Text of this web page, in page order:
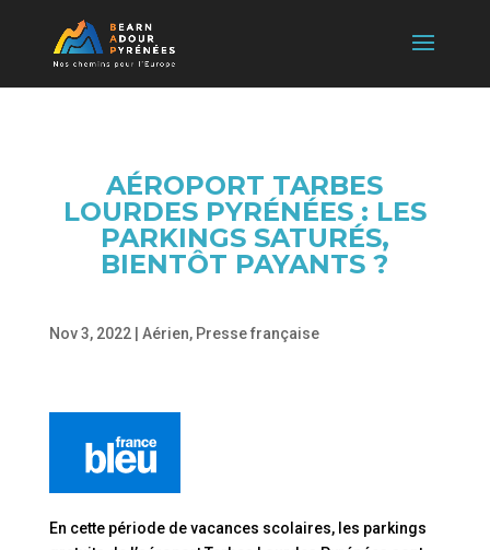
AÉROPORT TARBES
LOURDES PYRÉNÉES : LES
PARKINGS SATURÉS,
BIENTÔT PAYANTS ?
Nov 3, 2022| Aérien, Presse française
En cette période de vacances scolaires, les parkings